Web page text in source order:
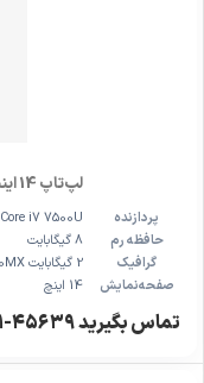
لپ‌تاپ 14 اینچی ایسوس P2440UQ - مدل B
پردازنده
Core i7 7500U
حافظه رم
8 گیگابایت
گرافیک
2 گیگابایت GeForce GT 940MX
صفحه‌نمایش
14 اینچ
تماس بگیرید ۴۵۶۳۹-۰۲۱